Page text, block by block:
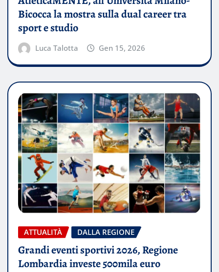
Bicocca la mostra sulla dual career tra
sport e studio
Luca Talotta Gen 15, 2026
ATTUALITÀ DALLA REGIONE
Grandi eventi sportivi 2026, Regione
Lombardia investe 500mila euro